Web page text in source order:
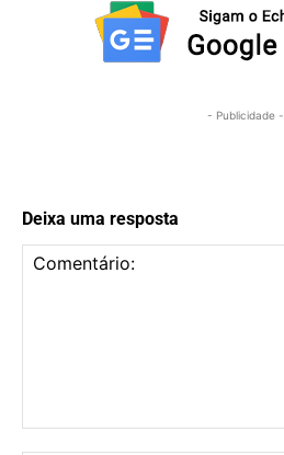
- Publicidade -
Deixa uma resposta